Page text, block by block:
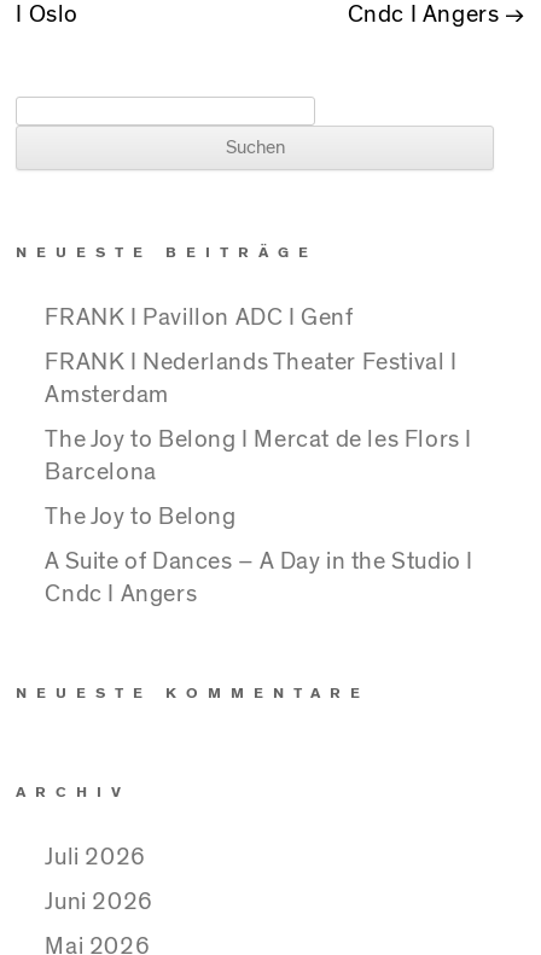
I Oslo
Cndc I Angers →
NEUESTE BEITRÄGE
FRANK I Pavillon ADC I Genf
FRANK I Nederlands Theater Festival I
Amsterdam
The Joy to Belong I Mercat de les Flors I
Barcelona
The Joy to Belong
A Suite of Dances – A Day in the Studio I
Cndc I Angers
NEUESTE KOMMENTARE
ARCHIV
Juli 2026
Juni 2026
Mai 2026